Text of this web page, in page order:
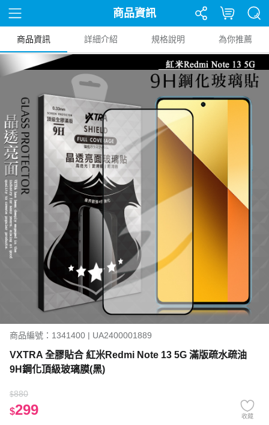
商品資訊
商品資訊 詳細介紹 規格說明 為你推薦
商品編號：1341400 | UA2400001889
VXTRA 全膠貼合 紅米Redmi Note 13 5G 滿版疏水疏油
9H鋼化頂級玻璃膜(黑)
$880
$299 收藏